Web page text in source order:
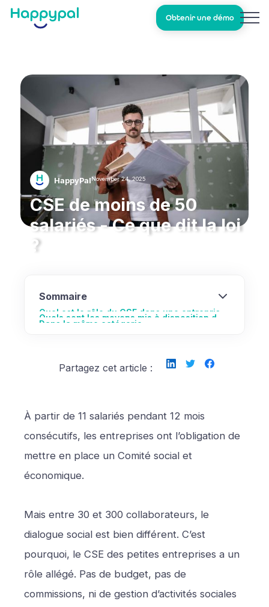
Obtenir une démo
CSE de moins de 50
salariés - Ce que dit la loi
?
HappyPalNovember 24, 2025
À partir de 11 salariés pendant 12 mois
consécutifs, les entreprises ont l’obligation de
mettre en place un Comité social et
économique.
Mais entre 30 et 300 collaborateurs, le
dialogue social est bien différent. C’est
pourquoi, le CSE des petites entreprises a un
rôle allégé. Pas de budget, pas de
commissions, ni de gestion d’activités sociales
Sommaire
Quel est le rôle du CSE dans une entreprise
de moins de 50 salariés ?
Quels sont les moyens mis à disposition du
Dans la même catégorie
Partagez cet article :